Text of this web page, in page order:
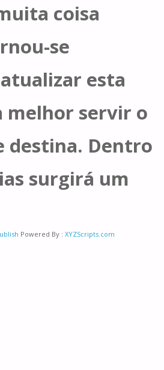
coisa
se
esta
melhor servir o
destina. Dentro
surgirá um
Powered By : XYZScripts.com